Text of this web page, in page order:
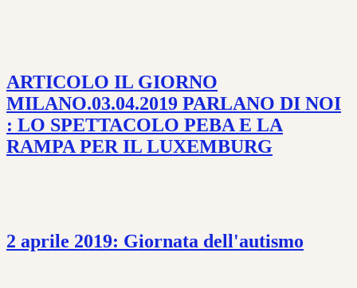
ARTICOLO IL GIORNO
MILANO.03.04.2019 PARLANO DI NOI
: LO SPETTACOLO PEBA E LA
RAMPA PER IL LUXEMBURG
2 aprile 2019: Giornata dell'autismo